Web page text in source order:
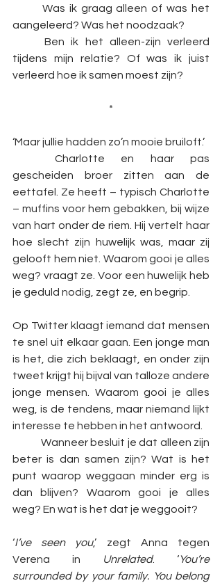
aangeleerd? Was het noodzaak?
	Ben ik het alleen-zijn verleerd
tijdens mijn relatie? Of was ik juist
verleerd hoe ik samen moest zijn?
*
‘Maar jullie hadden zo’n mooie bruiloft.’
gescheiden broer zitten aan de
eettafel. Ze heeft – typisch Charlotte
– muffins voor hem gebakken, bij wijze
van hart onder de riem. Hij vertelt haar
hoe slecht zijn huwelijk was, maar zij
gelooft hem niet. Waarom gooi je alles
weg? vraagt ze. Voor een huwelijk heb
je geduld nodig, zegt ze, en begrip.
Op Twitter klaagt iemand dat mensen
te snel uit elkaar gaan. Een jonge man
is het, die zich beklaagt, en onder zijn
tweet krijgt hij bijval van talloze andere
jonge mensen. Waarom gooi je alles
weg, is de tendens, maar niemand lijkt
interesse te hebben in het antwoord.
beter is dan samen zijn? Wat is het
punt waarop weggaan minder erg is
dan blijven? Waarom gooi je alles
weg? En wat is het dat je weggooit?
‘I’ve seen you,’ zegt Anna tegen
Verena in
Unrelated. ‘You’re
surrounded by your family. You belong